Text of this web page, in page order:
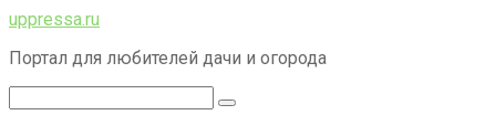
Перейти
контенту
uppressa.ru
Портал для любителей дачи и огорода